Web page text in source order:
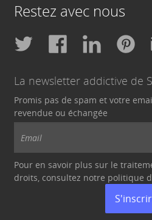
Restez avec nous
La newsletter addictive de
Promis pas de spam et votre
revendue ou échangée
Pour en savoir plus sur le
droits, consultez notre politique